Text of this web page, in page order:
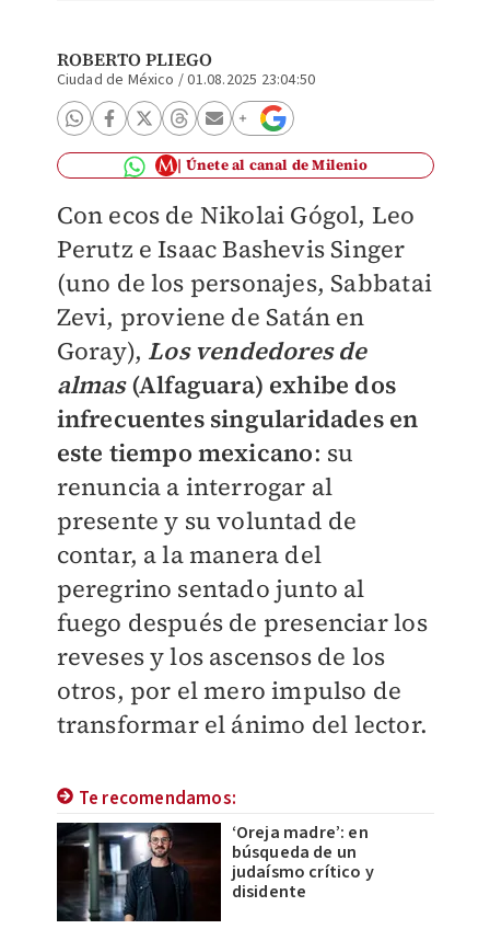
ROBERTO PLIEGO
Ciudad de México /01.08.2025 23:04:50
Únete al canal de Milenio
Con ecos de Nikolai Gógol, Leo
Perutz e Isaac Bashevis Singer
(uno de los personajes, Sabbatai
Zevi, proviene de Satán en
Goray), Los vendedores de
almas(Alfaguara) exhibe dos
infrecuentes singularidades en
este tiempo mexicano: su
renuncia a interrogar al
presente y su voluntad de
contar, a la manera del
peregrino sentado junto al
fuego después de presenciar los
reveses y los ascensos de los
otros, por el mero impulso de
transformar el ánimo del lector.
Te recomendamos:
‘Oreja madre’: en
búsqueda de un
judaísmo crítico y
disidente